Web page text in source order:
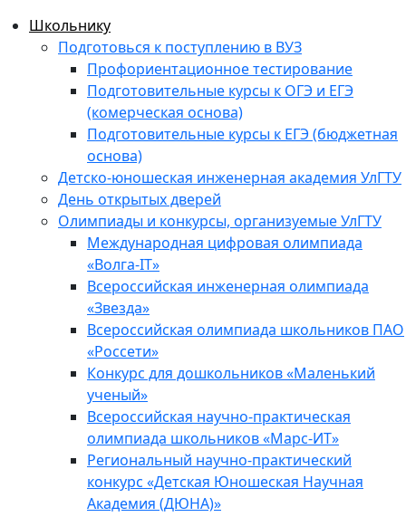
Школьнику
Подготовься к поступлению в ВУЗ
Профориентационное тестирование
Подготовительные курсы к ОГЭ и ЕГЭ
(комерческая основа)
Подготовительные курсы к ЕГЭ (бюджетная
основа)
Детско-юношеская инженерная академия УлГТУ
День открытых дверей
Олимпиады и конкурсы, организуемые УлГТУ
Международная цифровая олимпиада
«Волга-IT»
Всероссийская инженерная олимпиада
«Звезда»
Всероссийская олимпиада школьников ПАО
«Россети»
Конкурс для дошкольников «Маленький
ученый»
Всероссийская научно-практическая
олимпиада школьников «Марс-ИТ»
Региональный научно-практический
конкурс «Детская Юношеская Научная
Академия (ДЮНА)»